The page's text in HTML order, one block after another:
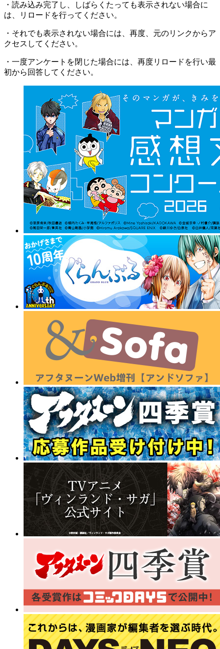
・読み込み完了し、しばらくたっても表示されない場合に
は、リロードを行ってください。
・それでも表示されない場合には、再度、元のリンクからア
クセスしてください。
・一度アンケートを閉じた場合には、再度リロードを行い最
初から回答してください。